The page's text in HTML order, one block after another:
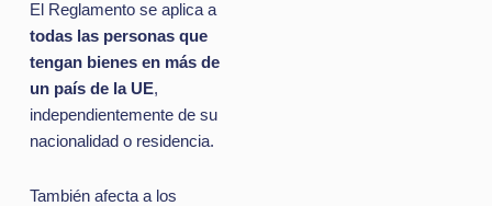
El Reglamento se aplica a
todas las personas que
tengan bienes en más de
un país de la UE,
independientemente de su
nacionalidad o residencia.
También afecta a los